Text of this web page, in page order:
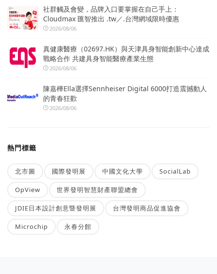
社群觸及會變，品牌入口要掌握在自己手上：
Cloudmax 匯智推出 .tw／.台灣網域限時優惠
2026/08/06
真健康醫療（02697.HK）與天津具身智能創新中心達成
戰略合作 共建具身智能醫療產業生態
2026/08/06
陳嘉樺Ella選擇Sennheiser Digital 6000打造震撼動人
的青春狂歡
2026/08/06
熱門標籤
北市圖 國際發明展 中國文化大學 SocialLab
OpView 世界發明智慧財產聯盟總會
JDIE日本設計創意暨發明展 台灣發明商品促進協會
Microchip 永春分館